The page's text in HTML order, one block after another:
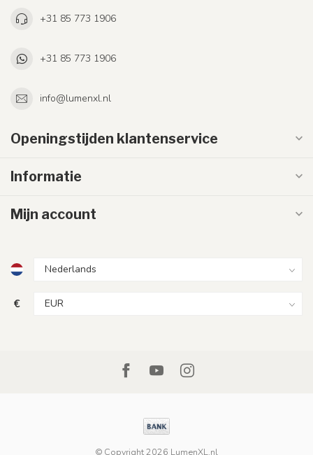
+31 85 773 1906
+31 85 773 1906
info@lumenxl.nl
Openingstijden klantenservice
Informatie
Mijn account
€
© Copyright 2026 LumenXL.nl